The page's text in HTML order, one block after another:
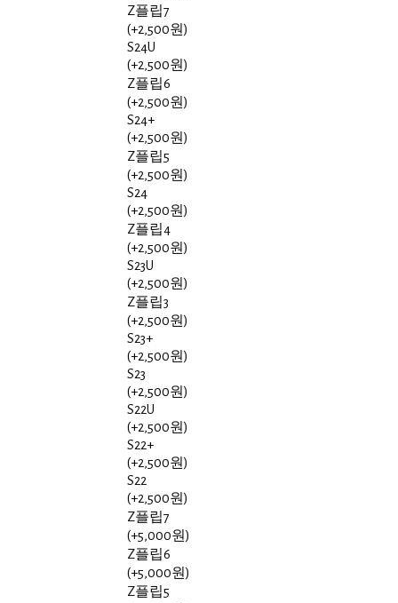
Z플립7
(+2,500원)
S24U
(+2,500원)
Z플립6
(+2,500원)
S24+
(+2,500원)
Z플립5
(+2,500원)
S24
(+2,500원)
Z플립4
(+2,500원)
S23U
(+2,500원)
Z플립3
(+2,500원)
S23+
(+2,500원)
S23
(+2,500원)
S22U
(+2,500원)
S22+
(+2,500원)
S22
(+2,500원)
Z플립7
(+5,000원)
Z플립6
(+5,000원)
Z플립5